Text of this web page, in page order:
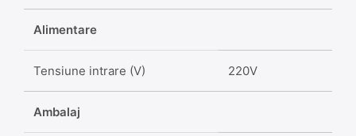
Alimentare
Tensiune intrare (V) 220V
Ambalaj